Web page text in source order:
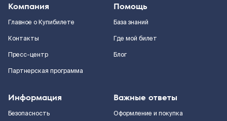
Компания
Главное о Купибилете
Контакты
Пресс-центр
Партнерская программа
Помощь
База знаний
Где мой билет
Блог
Информация
Безопасность
Важные ответы
Оформление и покупка